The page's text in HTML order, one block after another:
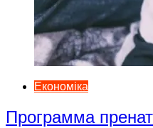
Економіка
Программа